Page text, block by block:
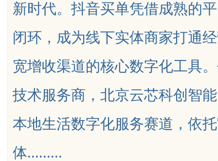
uz新时代。抖音买单凭借成熟的
闭环，成为线下实体商家打通
宽增收渠道的核心数字化工具
技术服务商，北京云芯科创智
本地生活数字化服务赛道，依
体.........